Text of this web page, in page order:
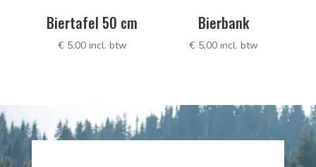
Biertafel 50 cm
€5,00 incl. btw
Bierbank
€ 5,00 incl. btw